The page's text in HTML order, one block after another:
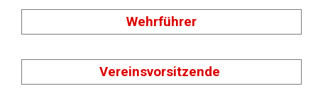
Wehrführer
Vereinsvorsitzende